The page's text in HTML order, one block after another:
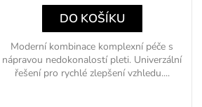
DO KOŠÍKU
Moderní kombinace komplexní péče s
nápravou nedokonalostí pleti. Univerzální
řešení pro rychlé zlepšení vzhledu....